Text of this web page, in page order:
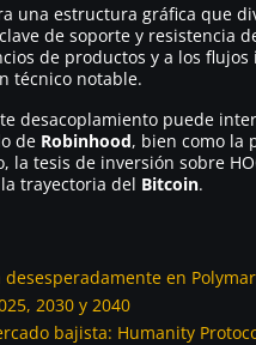
una estructura gráfica que
de soporte y resistencia
de productos y a los
técnico notable.
desacoplamiento puede
de Robinhood, bien como la
la tesis de inversión sobre
trayectoria del Bitcoin.
en
2030 y 2040
bajista: Humanity